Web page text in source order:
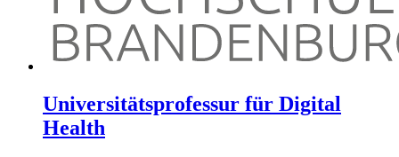
Universitätsprofessur für Digital
Health